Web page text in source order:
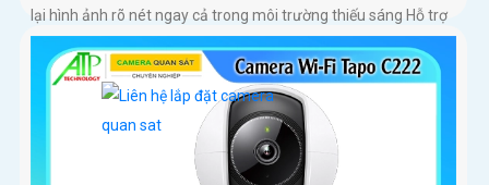
lại hình ảnh rõ nét ngay cả trong môi trường thiếu sáng Hỗ trợ
zoom quang học 25X kết hợp chiếu sáng kép thông minh với
tầm xa hồng ngoại 100m và LED ấm 50m Tính năng quay
quét linh hoạt cùng chuẩn chống nước IP67 giúp quan sát ổn
định ngoài trời